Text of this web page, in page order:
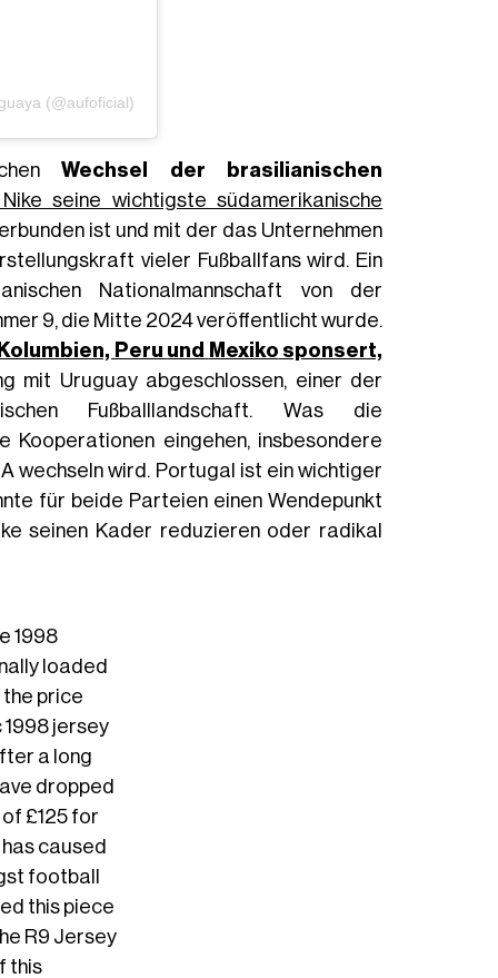
(@aufoficial)
Wechsel der brasilianischen
seine wichtigste südamerikanische
ist und mit der das Unternehmen
vieler Fußballfans wird. Ein
Nationalmannschaft von der
9, die Mitte 2024 veröffentlicht wurde.
Peru und Mexiko sponsert,
mit Uruguay abgeschlossen, einer der
Fußballlandschaft. Was die
Kooperationen eingehen, insbesondere
wechseln wird. Portugal ist ein wichtiger
für beide Parteien einen Wendepunkt
seinen Kader reduzieren oder radikal
1998
loaded
the price
1998 jersey
a long
dropped
£125 for
caused
football
this piece
R9 Jersey
this